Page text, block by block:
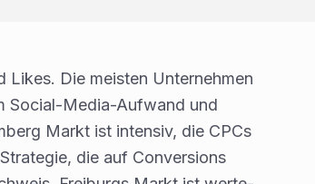
Likes. Die meisten Unternehmen
Social-Media-Aufwand und
Markt ist intensiv, die CPCs
die auf Conversions